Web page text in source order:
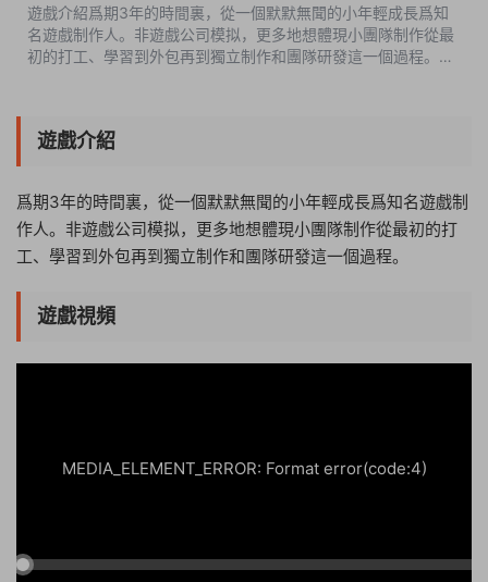
遊戲介紹爲期3年的時間裏，從一個默默無聞的小年輕成長爲知
名遊戲制作人。非遊戲公司模拟，更多地想體現小團隊制作從最
初的打工、學習到外包再到獨立制作和團隊研發這一個過程。遊
遊戲介紹
爲期3年的時間裏，從一個默默無聞的小年輕成長爲知名遊戲制
作人。非遊戲公司模拟，更多地想體現小團隊制作從最初的打
工、學習到外包再到獨立制作和團隊研發這一個過程。
遊戲視頻
MEDIA_ELEMENT_ERROR: Format error(code:4)